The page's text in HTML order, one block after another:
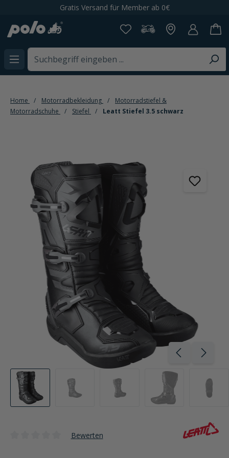
Gratis Versand für Member ab 0€
Home Motorradbekleidung
Motorradstiefel &
Motorradschuhe
Stiefel Leatt Stiefel 3.5 schwarz
Bildergalerie überspringen
Bewerten